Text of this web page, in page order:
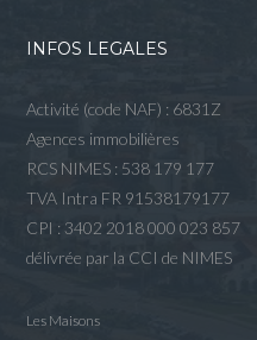
INFOS LEGALES
Activité (code NAF) : 6831Z
Agences immobilières
RCS NIMES : 538 179 177
TVA Intra FR 91538179177
CPI : 3402 2018 000 023 857
délivrée par la CCI de NIMES
Les Maisons